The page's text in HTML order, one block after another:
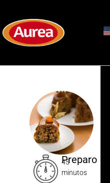
Preparo
45
minutos